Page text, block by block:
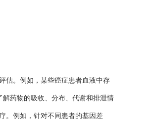
估。例如，某些癌症患者血液中存
药物的吸收、分布、代谢和排泄情
。例如，针对不同患者的基因差